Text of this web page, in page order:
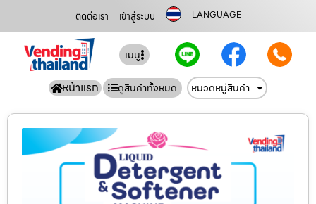
ติดต่อเรา เข้าสู่ระบบ LANGUAGE
เมนู
หน้าแรก ดูสินค้าทั้งหมด หมวดหมู่สินค้า